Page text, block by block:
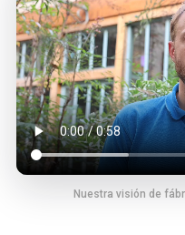
Nuestra visión de